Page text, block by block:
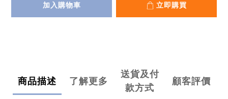
加入購物車 立即購買
商品描述 了解更多
送貨及付
款方式
顧客評價